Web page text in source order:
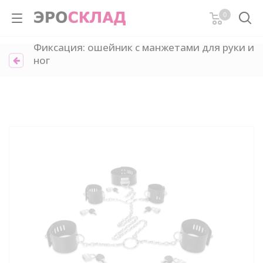
0
Фиксация: ошейник с манжетами для руки и
ног